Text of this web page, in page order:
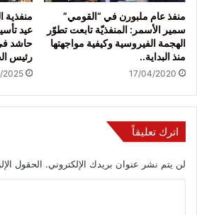
منفذ عام ملبورن في “القومي”
سمير الأسمر: المنفذيّة تابعت تطوّر
الهجمة الفيروسية وكيفية مواجهتها
منذ البداية..
17/04/2020
منفذية
عيد
حاشد
رئيس
2025
اترك تعليقاً
لن يتم نشر عنوان بريدك الإلكتروني. الحقول